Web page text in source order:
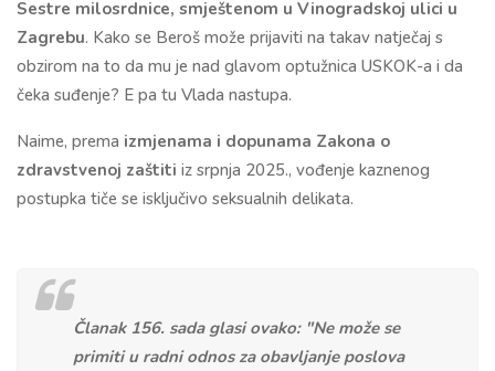
Sestre milosrdnice, smještenom u Vinogradskoj ulici u
Zagrebu. Kako se Beroš može prijaviti na takav natječaj s
obzirom na to da mu je nad glavom optužnica USKOK-a i da
čeka suđenje? E pa tu Vlada nastupa.
Naime, prema izmjenama i dopunama Zakona o
zdravstvenoj zaštiti iz srpnja 2025., vođenje kaznenog
postupka tiče se isključivo seksualnih delikata.
Članak 156. sada glasi ovako: "Ne može se
primiti u radni odnos za obavljanje poslova